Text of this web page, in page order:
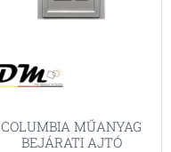
COLUMBIA MŰANYAG
BEJÁRATI AJTÓ